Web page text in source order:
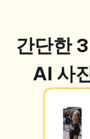
간단한
AI 사